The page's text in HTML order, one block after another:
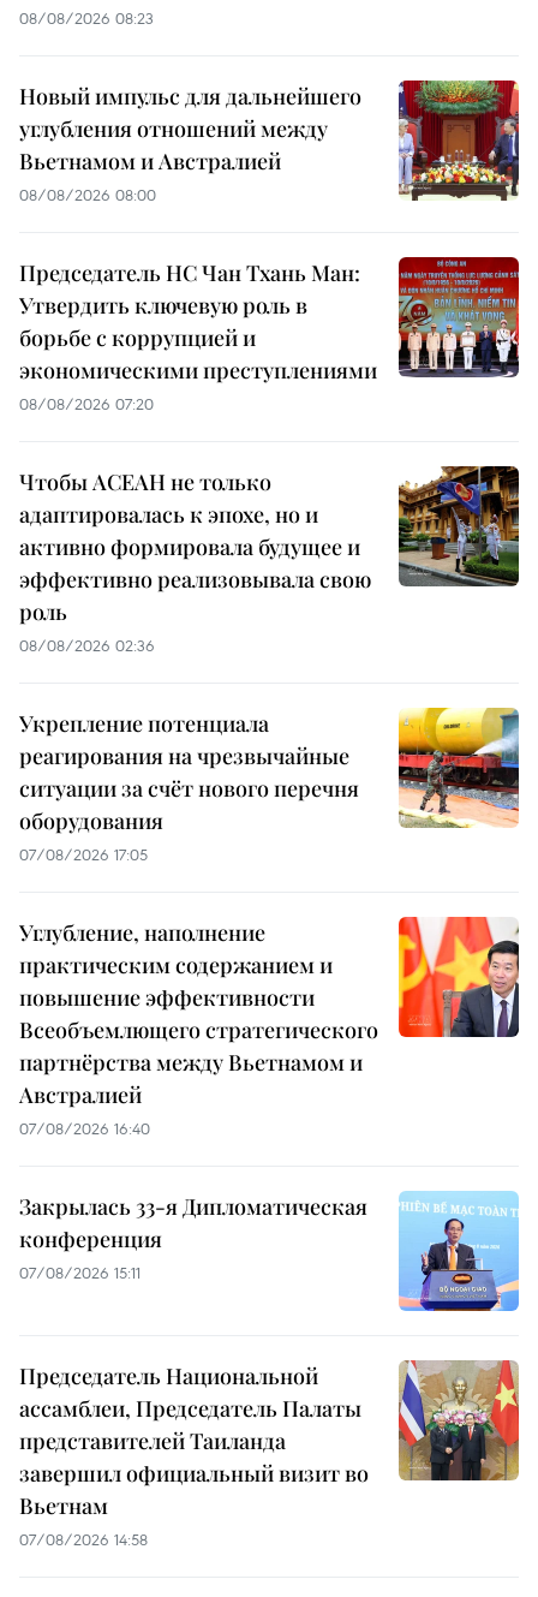
08/08/2026 08:23
Новый импульс для дальнейшего
углубления отношений между
Вьетнамом и Австралией
08/08/2026 08:00
Председатель НС Чан Тхань Ман:
Утвердить ключевую роль в
борьбе с коррупцией и
экономическими преступлениями
08/08/2026 07:20
Чтобы АСЕАН не только
адаптировалась к эпохе, но и
активно формировала будущее и
эффективно реализовывала свою
роль
08/08/2026 02:36
Укрепление потенциала
реагирования на чрезвычайные
ситуации за счёт нового перечня
оборудования
07/08/2026 17:05
Углубление, наполнение
практическим содержанием и
повышение эффективности
Всеобъемлющего стратегического
партнёрства между Вьетнамом и
Австралией
07/08/2026 16:40
Закрылась 33-я Дипломатическая
конференция
07/08/2026 15:11
Председатель Национальной
ассамблеи, Председатель Палаты
представителей Таиланда
завершил официальный визит во
Вьетнам
07/08/2026 14:58